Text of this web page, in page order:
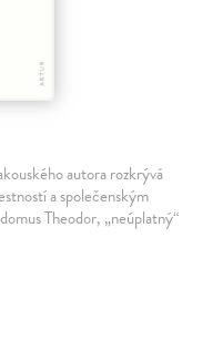
autora rozkrývá
a společenským
Theodor, „neúplatný“